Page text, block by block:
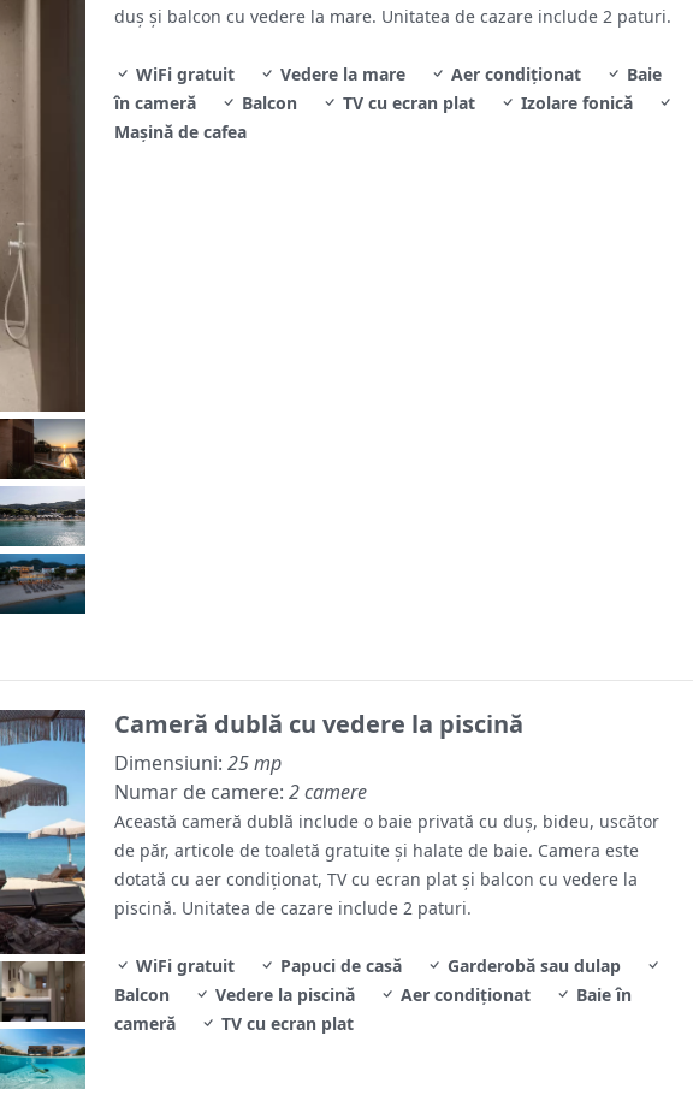
duș și balcon cu vedere la mare. Unitatea de cazare include 2 paturi.
WiFi gratuit Vedere la mare Aer condiţionat
Baie
în cameră
Balcon TV cu ecran plat
Izolare fonică
Mașină de cafea
Cameră dublă cu vedere la piscină
Dimensiuni: 25 mp
Numar de camere: 2 camere
Această cameră dublă include o baie privată cu duș, bideu, uscător
de păr, articole de toaletă gratuite și halate de baie. Camera este
dotată cu aer condiționat, TV cu ecran plat și balcon cu vedere la
piscină. Unitatea de cazare include 2 paturi.
WiFi gratuit Papuci de casă
Garderobă sau dulap
Balcon
Vedere la piscină Aer condiţionat
Baie în
cameră
TV cu ecran plat